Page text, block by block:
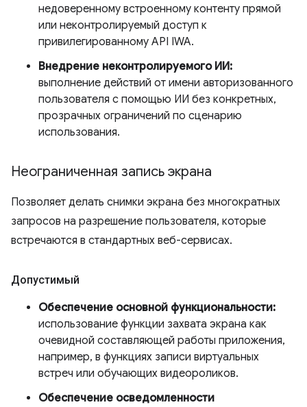
недоверенному встроенному контенту прямой
или неконтролируемый доступ к
привилегированному API IWA.
Внедрение неконтролируемого ИИ:
выполнение действий от имени авторизованного
пользователя с помощью ИИ без конкретных,
прозрачных ограничений по сценарию
использования.
Неограниченная запись экрана
Позволяет делать снимки экрана без многократных
запросов на разрешение пользователя, которые
встречаются в стандартных веб-сервисах.
Допустимый
Обеспечение основной функциональности:
использование функции захвата экрана как
очевидной составляющей работы приложения,
например, в функциях записи виртуальных
встреч или обучающих видеороликов.
Обеспечение осведомленности